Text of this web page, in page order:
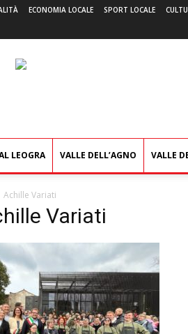
ECONOMIA LOCALE SPORT LOCALE
LEOGRA VALLE DELL’AGNO VALLE
Achille Variati
Variati